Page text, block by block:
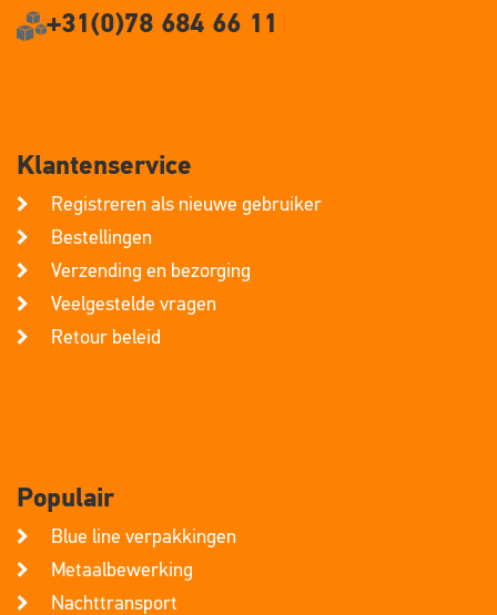
+31(0)78 684 66 11
Klantenservice
Registreren als nieuwe gebruiker
Bestellingen
Verzending en bezorging
Veelgestelde vragen
Retour beleid
Populair
Blue line verpakkingen
Metaalbewerking
Nachttransport